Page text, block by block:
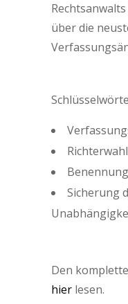
Rechtsanwalts
über die
Richterwahl
Sicherung
Den
hier lesen.